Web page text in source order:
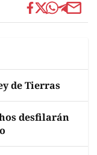
de Tierras
desfilarán